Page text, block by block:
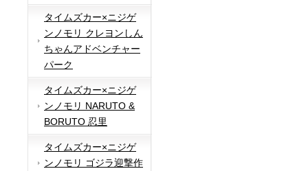
タイムズカー×ニジゲ
ンノモリ クレヨンしん
ちゃんアドベンチャー
パーク
タイムズカー×ニジゲ
ンノモリ NARUTO &
BORUTO 忍里
タイムズカー×ニジゲ
ンノモリ ゴジラ迎撃作